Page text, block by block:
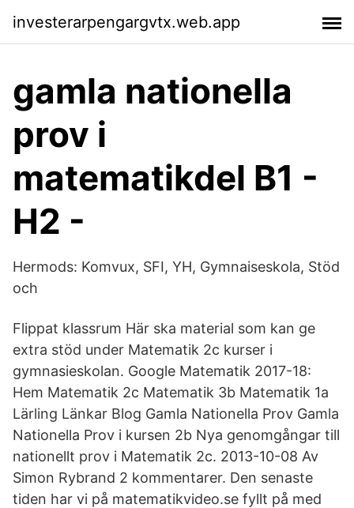
investerarpengargvtx.web.app
gamla nationella
prov i
matematikdel B1 -
H2 -
Hermods: Komvux, SFI, YH, Gymnaiseskola, Stöd
och
Flippat klassrum Här ska material som kan ge
extra stöd under Matematik 2c kurser i
gymnasieskolan. Google Matematik 2017-18:
Hem Matematik 2c Matematik 3b Matematik 1a
Lärling Länkar Blog Gamla Nationella Prov Gamla
Nationella Prov i kursen 2b Nya genomgångar till
nationellt prov i Matematik 2c. 2013-10-08 Av
Simon Rybrand 2 kommentarer. Den senaste
tiden har vi på matematikvideo.se fyllt på med